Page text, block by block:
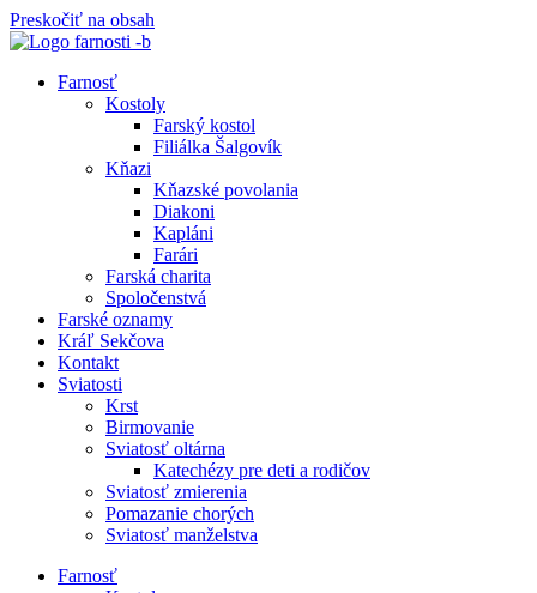
Preskočiť na obsah
Farnosť
Kostoly
Farský kostol
Filiálka Šalgovík
Kňazi
Kňazské povolania
Diakoni
Kapláni
Farári
Farská charita
Spoločenstvá
Farské oznamy
Kráľ Sekčova
Kontakt
Sviatosti
Krst
Birmovanie
Sviatosť oltárna
Katechézy pre deti a rodičov
Sviatosť zmierenia
Pomazanie chorých
Sviatosť manželstva
Farnosť